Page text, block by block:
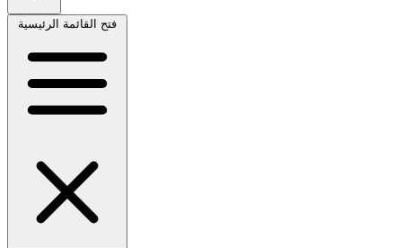
فتح القائمة الرئيسية